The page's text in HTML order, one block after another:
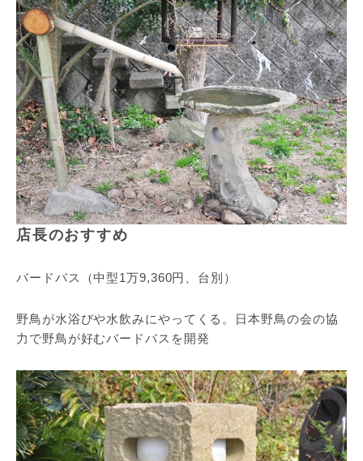
店長のおすすめ
バードバス（中型1万9,360円、台別）
野鳥が水浴びや水飲みにやってくる。日本野鳥の会の協
力で野鳥が好むバードバスを開発